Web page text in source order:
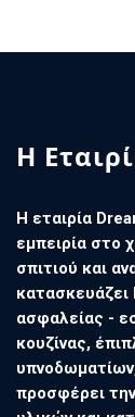
Η
Η εταιρία
εμπειρία στο
σπιτιού και
κατασκευάζει
ασφαλείας -
κουζίνας,
προσφέρει